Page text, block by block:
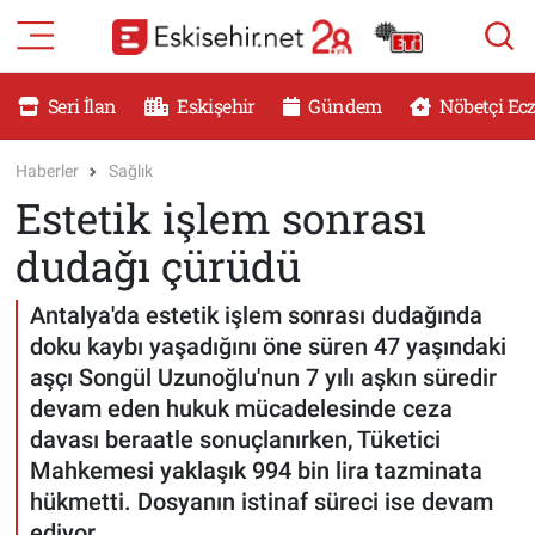
Seri İlan Eskişehir Gündem Nöbetçi
Haberler Sağlık
Estetik işlem sonrası
dudağı çürüdü
Antalya'da estetik işlem sonrası dudağında
doku kaybı yaşadığını öne süren 47 yaşındaki
aşçı Songül Uzunoğlu'nun 7 yılı aşkın süredir
devam eden hukuk mücadelesinde ceza
davası beraatle sonuçlanırken, Tüketici
Mahkemesi yaklaşık 994 bin lira tazminata
hükmetti. Dosyanın istinaf süreci ise devam
RESMİ İLANLAR
DÜNYA
SAĞLIK
MAGAZİN
KADIN
TEKNOLOJİ
YEMEK
Eskişehir Nöbetçi Eczaneler
Eskişehir Namaz Vakitleri
Eskişehir Trafik Yoğunluk Haritası
Süper Lig Puan Durumu ve Fikstür
Tüm Manşetler
Son Dakika Haberleri
Haber Arşivi